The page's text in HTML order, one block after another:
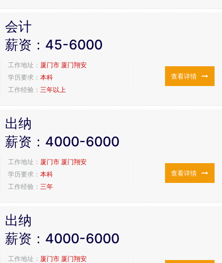
会计
薪资： 45-6000
工作地址： 厦门市 厦门翔安
学历要求： 本科
工作经验： 三年以上
查看详情
出纳
薪资： 4000-6000
工作地址： 厦门市 厦门翔安
学历要求： 本科
工作经验： 三年
查看详情
出纳
薪资： 4000-6000
工作地址： 厦门市 厦门翔安